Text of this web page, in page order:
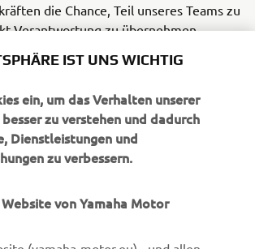
die Chance, Teil unseres Teams zu
Verantwortung zu übernehmen.
Robotik FA haben, können Sie sich
IST UNS WICHTIG
ein, um das Verhalten unserer
zu verstehen und dadurch
Dienstleistungen und
zu verbessern.
von Yamaha Motor